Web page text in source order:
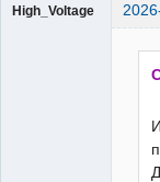
High_Voltage